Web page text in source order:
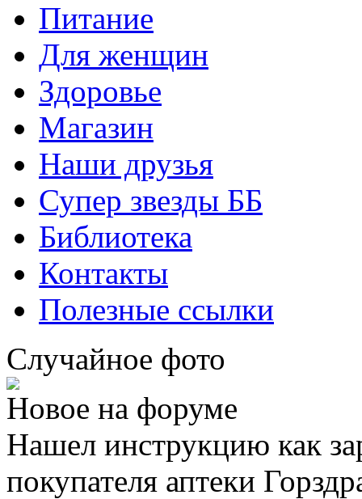
Питание
Для женщин
Здоровье
Магазин
Наши друзья
Супер звезды ББ
Библиотека
Контакты
Полезные ссылки
Случайное фото
Новое на форуме
Нашел инструкцию как
покупателя аптеки